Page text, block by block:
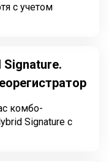
с учетом
комбо-
Signature с